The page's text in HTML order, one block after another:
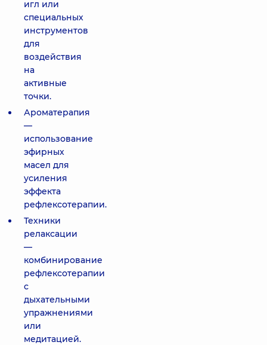
игл или
специальных
инструментов
для
воздействия
на
активные
точки.
Ароматерапия
—
использование
эфирных
масел для
усиления
эффекта
рефлексотерапии.
Техники
релаксации
—
комбинирование
рефлексотерапии
с
дыхательными
упражнениями
или
медитацией.